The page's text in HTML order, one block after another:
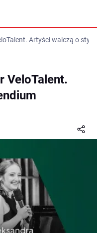
Artyści walczą o
VeloTalent.